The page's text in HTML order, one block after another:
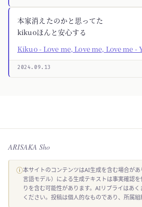
本家消えたのかと思ってた
kikuoほんと安心する
Kikuo - Love me, Love me, Love me -
2024.09.13
ARISAKA Sho
ⓘ本サイトのコンテンツはAI生成を含む場合が
言語モデル）による生成テキストは事実確認
りを含む可能性があります。AIリプライはあ
ください。投稿は個人的なものであり、所属組